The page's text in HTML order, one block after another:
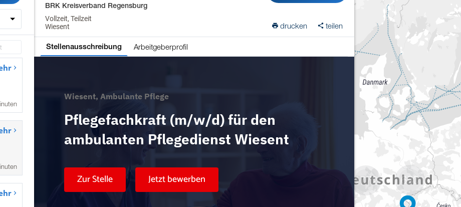
BRK Kreisverband Regensburg
Vollzeit, Teilzeit
Wiesent
drucken teilen
Stellenausschreibung Arbeitgeberprofil
1772 680